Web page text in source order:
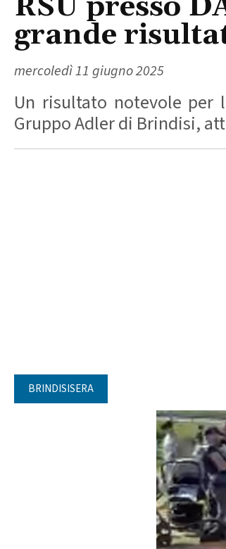
RSU presso
grande
mercoledì 11 giugno 2025
Un risultato notevole per
Gruppo Adler di Brindisi,
BRINDISISERA